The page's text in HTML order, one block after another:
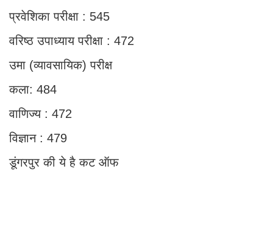
प्रवेशिका परीक्षा : 545
वरिष्ठ उपाध्याय परीक्षा : 472
उमा (व्यावसायिक) परीक्ष
कला: 484
वाणिज्य : 472
विज्ञान : 479
डूंगरपुर की ये है कट ऑफ